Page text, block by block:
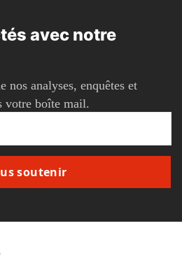
avec notre
nos analyses, enquêtes et
votre boîte mail.
soutenir